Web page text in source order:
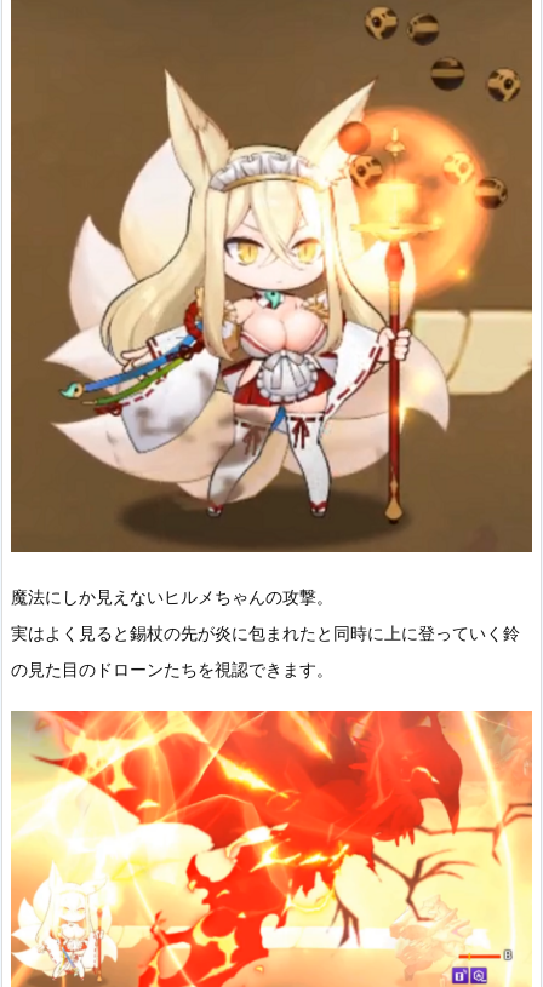
魔法にしか見えないヒルメちゃんの攻撃。
実はよく見ると錫杖の先が炎に包まれたと同時に上に登っていく鈴
の見た目のドローンたちを視認できます。